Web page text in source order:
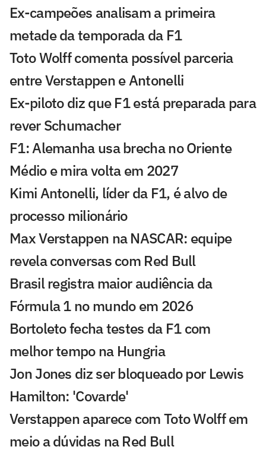
Ex-campeões analisam a primeira
metade da temporada da F1
Toto Wolff comenta possível parceria
entre Verstappen e Antonelli
Ex-piloto diz que F1 está preparada para
rever Schumacher
F1: Alemanha usa brecha no Oriente
Médio e mira volta em 2027
Kimi Antonelli, líder da F1, é alvo de
processo milionário
Max Verstappen na NASCAR: equipe
revela conversas com Red Bull
Brasil registra maior audiência da
Fórmula 1 no mundo em 2026
Bortoleto fecha testes da F1 com
melhor tempo na Hungria
Jon Jones diz ser bloqueado por Lewis
Hamilton: 'Covarde'
Verstappen aparece com Toto Wolff em
meio a dúvidas na Red Bull